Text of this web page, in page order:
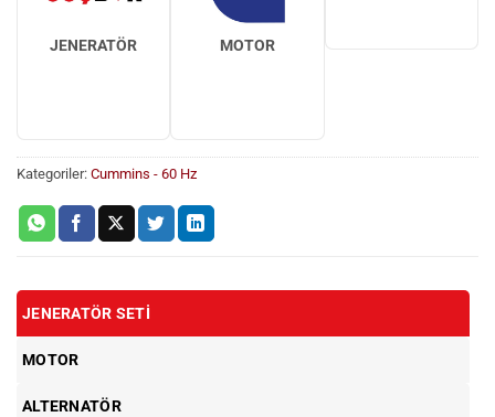
JENERATÖR MOTOR
Kategoriler: Cummins - 60 Hz
JENERATÖR SETI
MOTOR
ALTERNATÖR